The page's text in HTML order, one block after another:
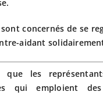
sont concernés de se
aidant
que les
qui emploient